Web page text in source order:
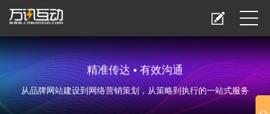
精准传达 • 有效沟通
从品牌网站建设到网络营销策划，从策略到执行的一站式服务